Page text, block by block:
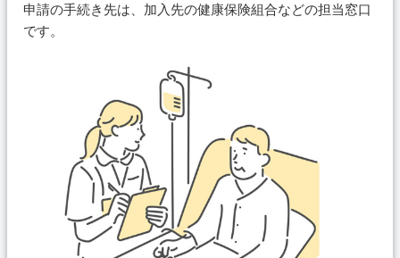
申請の手続き先は、加入先の健康保険組合などの担当窓口
です。